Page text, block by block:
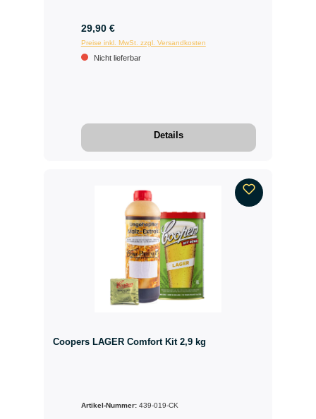
29,90 €
Preise inkl. MwSt. zzgl. Versandkosten
Nicht lieferbar
Details
Coopers LAGER Comfort Kit 2,9 kg
Artikel-Nummer: 439-019-CK